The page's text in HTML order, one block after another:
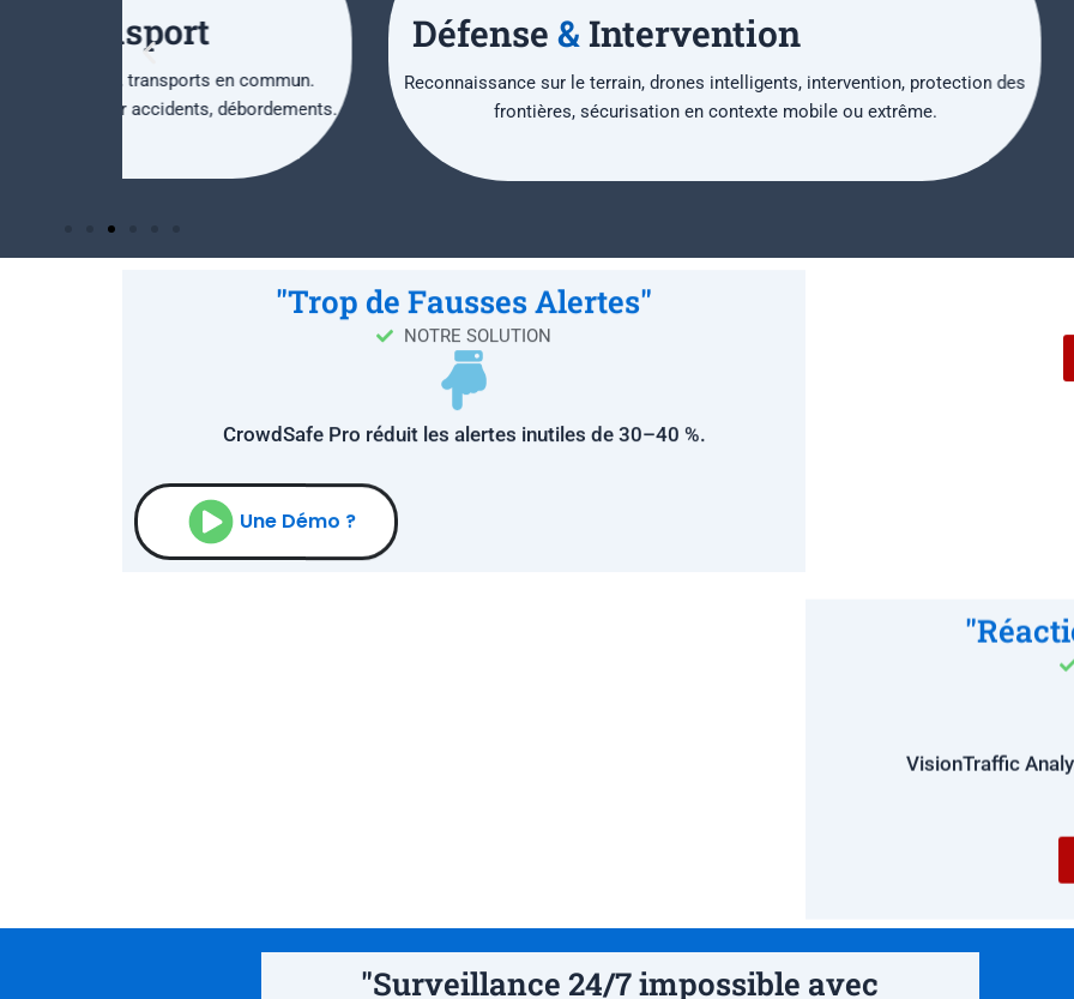
Défense Intervention
Reconnaissance sur le terrain, drones intelligents, intervention, protection des
frontières, sécurisation en contexte mobile ou extrême.
Surveiller les anomalies
"Trop de Fausses Alertes"
NOTRE SOLUTION
CrowdSafe Pro réduit les alertes inutiles de 30–40 %.
Une Démo ?
VisionTraffic
"Surveillance 24/7 impossible avec